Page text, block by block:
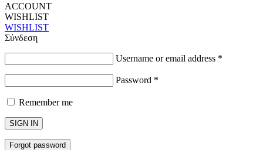
ACCOUNT
WISHLIST
WISHLIST
Σύνδεση
Username or email address *
Password *
Remember me
SIGN IN
Forgot password